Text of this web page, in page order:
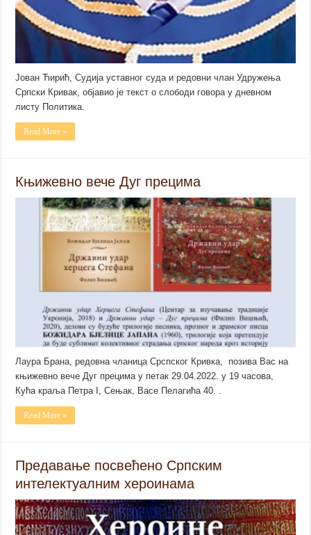
Јован Ћирић, Судија уставног суда и редовни члан Удружења
Српски Кривак, објавио је текст о слободи говора у дневном
листу Политика.
Read More »
Књижевно вече Дуг прецима
Лаура Брана, редовна чланица Срспског Кривка, позива Вас на
књижевно вече Дуг прецима у петак 29.04.2022. у 19 часова,
Кућа краља Петра I, Сењак, Васе Пелагића 40. .
Read More »
Предавање посвећено Српским
интелектуалним хероинама